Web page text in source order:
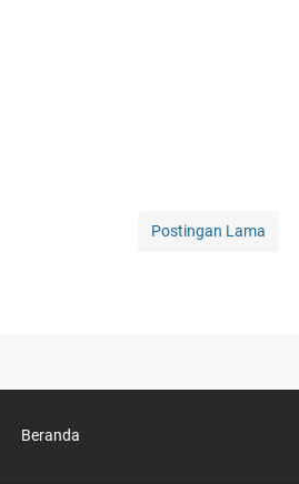
Postingan Lama
Beranda